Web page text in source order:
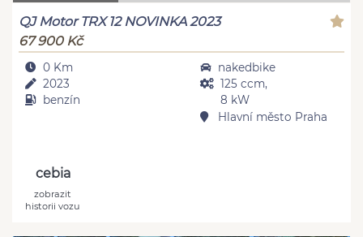
QJ Motor TRX 12 NOVINKA 2023
67 900 Kč
0 Km
2023
benzín
nakedbike
125 ccm,
8 kW
Hlavní město Praha
cebia
zobrazit
historii vozu